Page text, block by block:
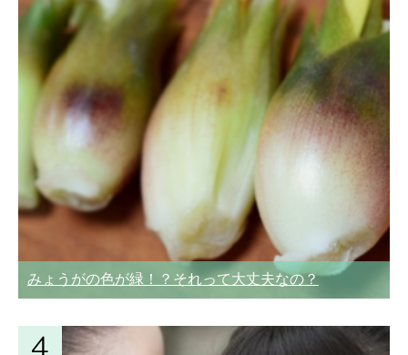
みょうがの色が緑！？それって大丈夫なの？